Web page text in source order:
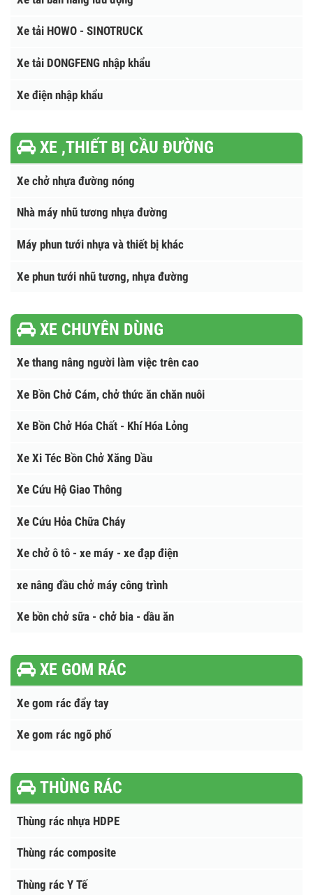
Xe truyền hình - chiếu phim lưu động
Xe tải bán hàng lưu động
Xe tải HOWO - SINOTRUCK
Xe điện nhập khẩu
XE ,THIẾT BỊ CẦU ĐƯỜNG
Xe chở nhựa đường nóng
Nhà máy nhũ tương nhựa đường
Máy phun tưới nhựa và thiết bị khác
Xe phun tưới nhũ tương, nhựa đường
XE CHUYÊN DÙNG
Xe thang nâng người làm việc trên cao
Xe Bồn Chở Cám, chở thức ăn chăn nuôi
Xe Bồn Chở Hóa Chất - Khí Hóa Lỏng
Xe Xi Téc Bồn Chở Xăng Dầu
Xe Cứu Hộ Giao Thông
xe nâng đầu chở máy công trình
Xe bồn chở sữa - chở bia - dầu ăn
XE GOM RÁC
Xe gom rác đẩy tay
Xe gom rác ngõ phố